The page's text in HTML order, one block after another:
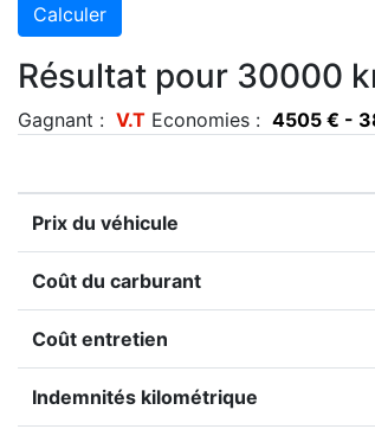
Résultat pour 30000
Gagnant : V.T Economies : 4505 € -
Prix du véhicule
Coût du carburant
Coût entretien
Indemnités kilométrique